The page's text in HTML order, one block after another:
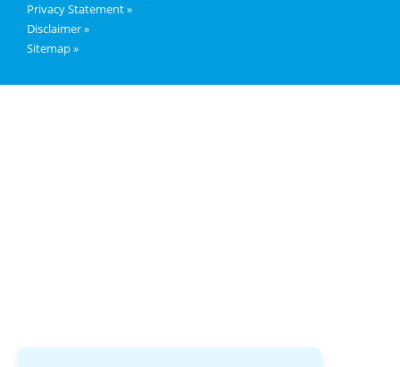
Privacy Statement »
Disclaimer »
Sitemap »